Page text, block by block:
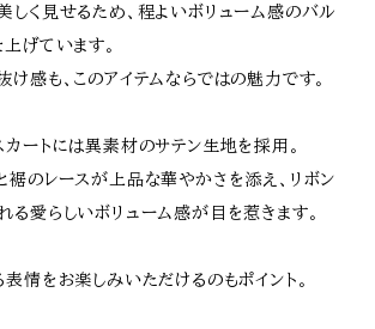
しく見せるため、程よいボリューム感のバル
げています。
感も、このアイテムならではの魅力です。
カートには異素材のサテン生地を採用。
裾のレースが上品な華やかさを添え、リボン
る愛らしいボリューム感が目を惹きます。
情をお楽しみいただけるのもポイント。